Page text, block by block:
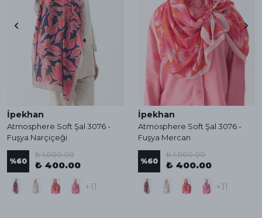
İpekhan
Atmosphere Soft Şal 3076 -
Fuşya Narçiçeği
%60
₺ 1,000.00
₺ 400.00
+11
İpekhan
Atmosphere Soft Şal 3076 -
Fuşya Mercan
%60
₺ 1,000.00
₺ 400.00
+11